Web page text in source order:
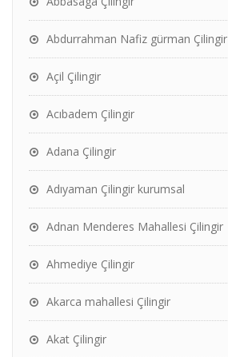
Abdurrahman Nafiz gürman Çilingir
Açil Çilingir
Acıbadem Çilingir
Adana Çilingir
Adıyaman Çilingir kurumsal
Adnan Menderes Mahallesi Çilingir
Ahmediye Çilingir
Akarca mahallesi Çilingir
Akat Çilingir